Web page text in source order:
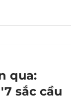
qua:
sắc cầu